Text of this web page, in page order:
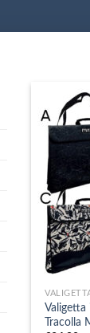
+
Valigetta
Tracolla